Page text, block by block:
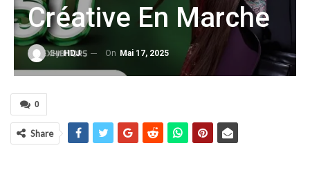
Créative En Marche
ByHDJ On Mai 17, 2025
0
Share